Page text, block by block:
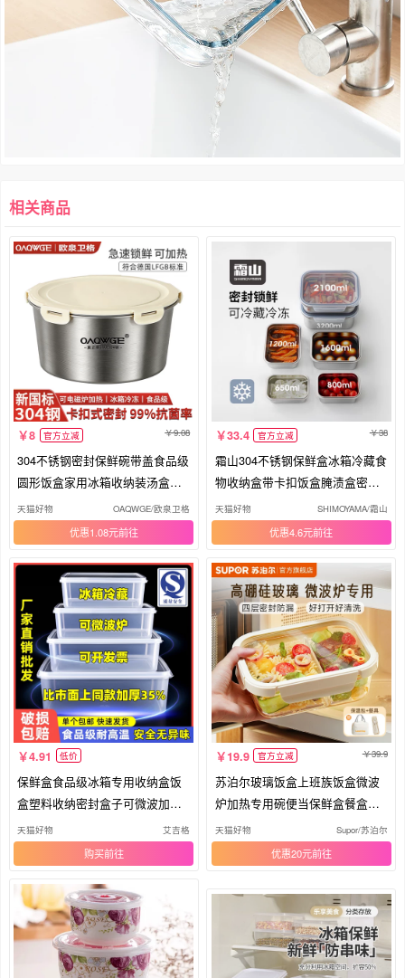
相关商品
8 官方立减 9.08
304不锈钢密封保鲜碗带盖食品级
圆形饭盒家用冰箱收纳装汤盒加
厚
天猫好物 OAQWGE/欧泉卫格
优惠1.08元
33.4 官方立减 38
霜山304不锈钢保鲜盒冰箱冷藏食
物收纳盒带卡扣饭盒腌渍盒密封
盒
天猫好物 SHIMOYAMA/霜山
优惠4.6元
4.91 低价
保鲜盒食品级冰箱专用收纳盒饭
盒塑料收纳密封盒子可微波加热
冷冻
天猫好物 艾吉格
购买
19.9 官方立减 39.9
苏泊尔玻璃饭盒上班族饭盒微波
炉加热专用碗便当保鲜盒餐盒密
封盖
天猫好物 Supor/苏泊尔
优惠20元